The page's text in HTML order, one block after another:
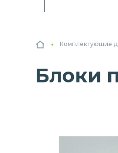
Комплектующие
Блоки